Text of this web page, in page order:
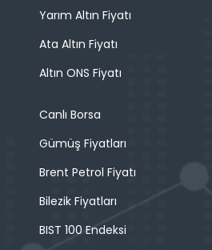
Yarım Altın Fiyatı
Ata Altın Fiyatı
Altın ONS Fiyatı
Canlı Borsa
Gümüş Fiyatları
Brent Petrol Fiyatı
Bilezik Fiyatları
BIST 100 Endeksi